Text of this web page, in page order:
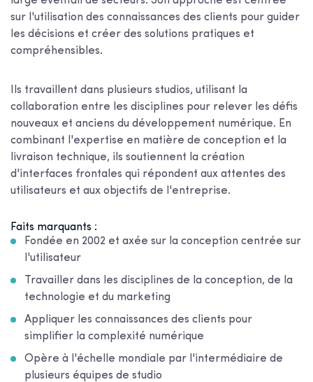
sur l'utilisation des connaissances des clients pour guider
les décisions et créer des solutions pratiques et
compréhensibles.
Ils travaillent dans plusieurs studios, utilisant la
collaboration entre les disciplines pour relever les défis
nouveaux et anciens du développement numérique. En
combinant l'expertise en matière de conception et la
livraison technique, ils soutiennent la création
d'interfaces frontales qui répondent aux attentes des
utilisateurs et aux objectifs de l'entreprise.
Faits marquants :
Fondée en 2002 et axée sur la conception centrée sur
l'utilisateur
Travailler dans les disciplines de la conception, de la
technologie et du marketing
Appliquer les connaissances des clients pour
simplifier la complexité numérique
Opère à l'échelle mondiale par l'intermédiaire de
plusieurs équipes de studio